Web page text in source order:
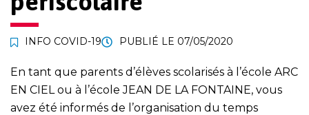
INFO COVID-19 PUBLIÉ LE 07/05/2020
En tant que parents d’élèves scolarisés à l’école ARC
EN CIEL ou à l’école JEAN DE LA FONTAINE, vous
avez été informés de l’organisation du temps